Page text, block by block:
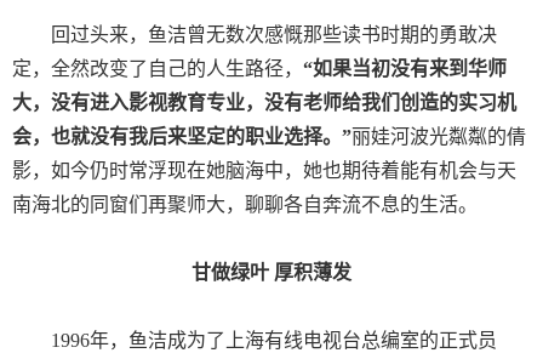
回过头来，鱼洁曾无数次感慨那些读书时期的勇敢决
定，全然改变了自己的人生路径， “如果当初没有来到华师
大，没有进入影视教育专业，没有老师给我们创造的实习机
会，也就没有我后来坚定的职业选择。”丽娃河波光粼粼的倩
影，如今仍时常浮现在她脑海中，她也期待着能有机会与天
南海北的同窗们再聚师大，聊聊各自奔流不息的生活。
甘做绿叶 厚积薄发
1996年， 鱼洁成为了上海有线电视台总编室的正式员